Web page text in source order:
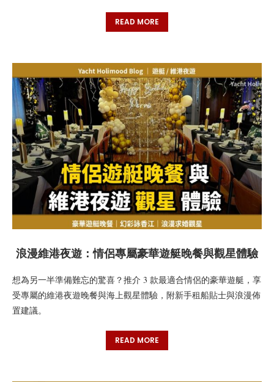
READ MORE
浪漫維港夜遊：情侶專屬豪華遊艇晚餐與觀星體驗
想為另一半準備難忘的驚喜？推介 3 款最適合情侶的豪華遊艇，享
受專屬的維港夜遊晚餐與海上觀星體驗，附新手租船貼士與浪漫佈
置建議。
READ MORE